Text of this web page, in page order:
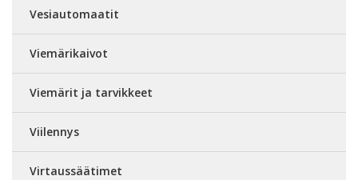
Vesiautomaatit
Viemärikaivot
Viemärit ja tarvikkeet
Viilennys
Virtaussäätimet